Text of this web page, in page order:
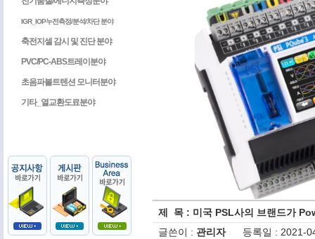
IGR_IOP누전측정/분석/차단 분야
축전지셀 감시 및 진단 분야
PVC/PC-ABS트레이분야
초음파볼트텐션 모니터분야
기타_열교환도료분야
제 목 : 미국 PSL사의 브랜드가
글쓴이 : 관리자등록일 : 2021-